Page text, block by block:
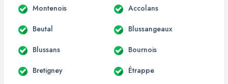
Montenois Accolans
Beutal Blussangeaux
Blussans Bournois
Bretigney Étrappe